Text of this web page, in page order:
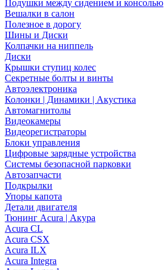
Подушки между сидением и консолью
Вешалки в салон
Полезное в дорогу
Шины и Диски
Колпачки на ниппель
Диски
Крышки ступиц колес
Секретные болты и винты
Автоэлектроника
Колонки | Динамики | Акустика
Автомагнитолы
Видеокамеры
Видеорегистраторы
Блоки управления
Цифровые зарядные устройства
Системы безопасной парковки
Автозапчасти
Подкрылки
Упоры капота
Детали двигателя
Тюнинг Acura | Акура
Acura CL
Acura CSX
Acura ILX
Acura Integra